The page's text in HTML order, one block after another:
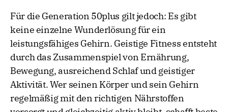
Für die Generation 50plus gilt jedoch: Es gibt
keine einzelne Wunderlösung für ein
leistungsfähiges Gehirn. Geistige Fitness entsteht
durch das Zusammenspiel von Ernährung,
Bewegung, ausreichend Schlaf und geistiger
Aktivität. Wer seinen Körper und sein Gehirn
regelmäßig mit den richtigen Nährstoffen